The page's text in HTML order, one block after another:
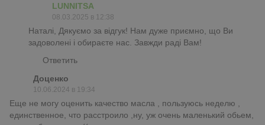
LUNNITSA
08.03.2025 в 12:38
Наталі, Дякуємо за відгук! Нам дуже приємно, що Ви
задоволені і обираєте нас. Завжди раді Вам!
Ответить
Доценко
10.06.2024 в 19:34
Еще не могу оценить качество масла , пользуюсь неделю ,
единственное, что расстроило ,ну, уж очень маленький обьем,